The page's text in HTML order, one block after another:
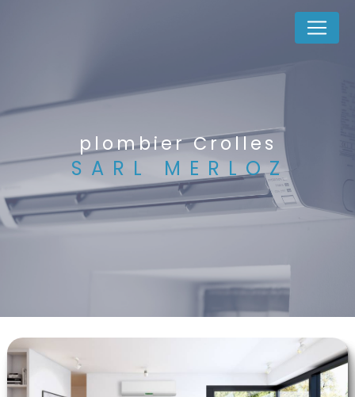
plombier Crolles
SARL MERLOZ